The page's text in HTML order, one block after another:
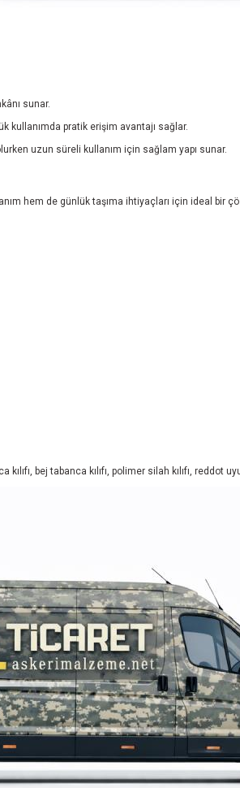
sunar.
kullanımda pratik erişim avantajı sağlar.
uzun süreli kullanım için sağlam yapı sunar.
hem de günlük taşıma ihtiyaçları için ideal bir
bej tabanca kılıfı, polimer silah kılıfı, reddot